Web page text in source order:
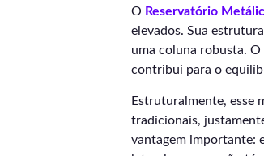
O Reservatório
elevados. Sua
uma coluna robusta. O
contribui para o
Estruturalmente, esse
tradicionais,
vantagem importante: